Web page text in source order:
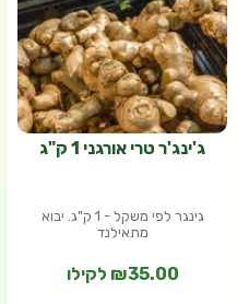
ג'ינג'ר טרי אורגני 1 ק"ג
גינגר לפי משקל - 1 ק"ג. יבוא
מתאילנד
₪35.00 לקילו